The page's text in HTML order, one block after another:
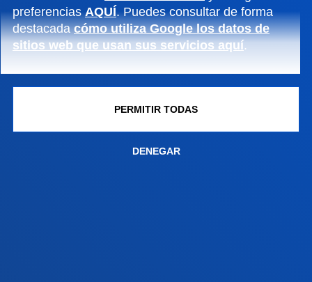
preferenciasAQUÍ. Puedes consultar de forma
destacadacómo utiliza Google los datos de
sitios web que usan sus servicios aquí.
PERMITIR TODAS
DENEGAR
Sede Vitoria
Conoce la sede